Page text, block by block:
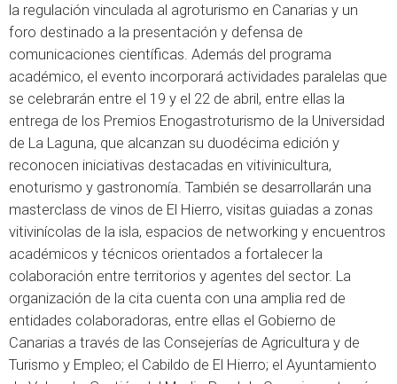
la regulación vinculada al agroturismo en Canarias y un
foro destinado a la presentación y defensa de
comunicaciones científicas. Además del programa
académico, el evento incorporará actividades paralelas que
se celebrarán entre el 19 y el 22 de abril, entre ellas la
entrega de los Premios Enogastroturismo de la Universidad
de La Laguna, que alcanzan su duodécima edición y
reconocen iniciativas destacadas en vitivinicultura,
enoturismo y gastronomía. También se desarrollarán una
masterclass de vinos de El Hierro, visitas guiadas a zonas
vitivinícolas de la isla, espacios de networking y encuentros
académicos y técnicos orientados a fortalecer la
colaboración entre territorios y agentes del sector. La
organización de la cita cuenta con una amplia red de
entidades colaboradoras, entre ellas el Gobierno de
Canarias a través de las Consejerías de Agricultura y de
Turismo y Empleo; el Cabildo de El Hierro; el Ayuntamiento